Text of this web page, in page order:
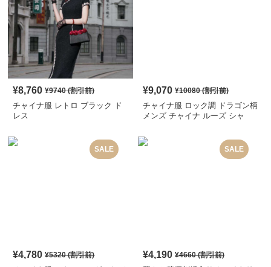
¥8,760 ¥9740(割引前)
チャイナ服 レトロ ブラック ド
レス
¥9,070 ¥10080(割引前)
チャイナ服 ロック調 ドラゴン柄
メンズ チャイナ ルーズ シャ
SALE
¥4,780 ¥5320(割引前)
SALE
¥4,190 ¥4660(割引前)